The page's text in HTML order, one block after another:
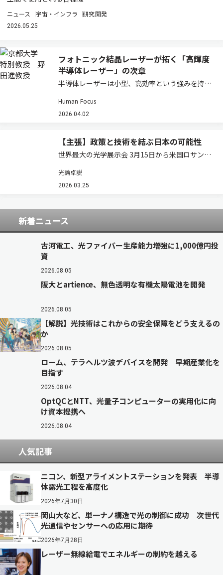
ニュース 宇宙・インフラ 研究開発
2026.05.25
フォトニック結晶レーザーが拓く「高輝度
半導体レーザー」の次章
半導体レーザーは小型、高効率という強みを持つ
伸びないという壁があった。フォトニック結晶レ
ーザーはその常識を塗り替えつつある。その研究
の…
Human Focus
2026.04.02
【主張】政策と技術を結ぶ日本の可能性
世界最大の光学展示会 3月15日から米国ロサンゼ
Conference and Exhibition）が開幕する。通信
バブル崩壊後、存在感を失っていた同…
光論卓説
2026.03.25
新着ニュース
古河電工、光ファイバー生産能力増強に1,000億円投
資
2026.08.05
阪大とartience、無色透明な有機太陽電池を開発
2026.08.05
【解説】光技術はこれからの安全保障をどう支えるの
か
2026.08.05
ローム、テラヘルツ波デバイスを開発 早期産業化を
目指す
2026.08.04
OptQCとNTT、光量子コンピューターの実用化に向
け資本提携へ
2026.08.04
人気記事
ニコン、新型アライメントステーションを発表 半導
体露光工程を高度化
2026年7月30日
岡山大など、単一ナノ構造で光の制御に成功 次世代
光通信やセンサーへの応用に期待
2026年7月28日
レーザー無線給電でエネルギーの制約を越える